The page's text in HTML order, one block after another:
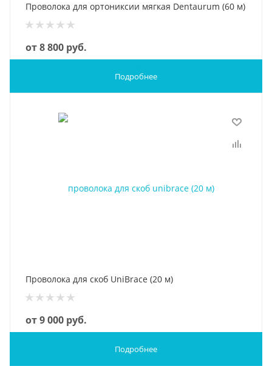
Проволока для ортониксии мягкая Dentaurum (60 м)
от8 800 руб.
Подробнее
Проволока для скоб UniBrace (20 м)
от9 000 руб.
Подробнее